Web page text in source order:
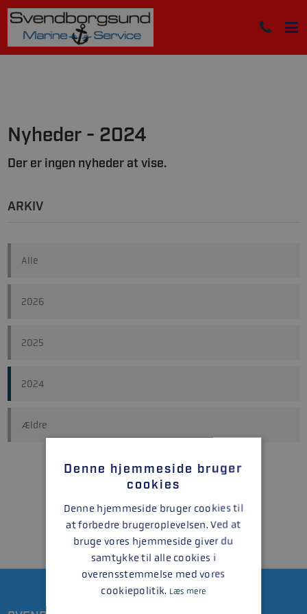
Nyheder - 2024
Der er ingen nyheder at vise.
ARKIV
Alle
2026
2025
2024
Ældre
Denne hjemmeside bruger
cookies
Denne hjemmeside bruger cookies til
at forbedre brugeroplevelsen. Ved at
bruge vores hjemmeside giver du
samtykke til alle cookies i
overensstemmelse med vores
cookiepolitik. Læs mere